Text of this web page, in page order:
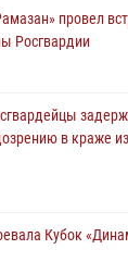
Росгвардии
участие в
храма
провел
Росгвардии
в краже из
Кубок